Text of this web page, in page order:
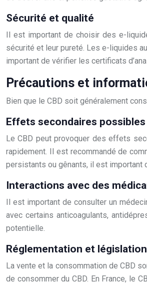
Sécurité et qualité
Il est important de choisir des e-
sécurité et leur pureté. Les e-liquides
important de vérifier les certificats
Précautions et
Bien que le CBD soit généralement
Effets secondaires possibles
Le CBD peut provoquer des effets
rapidement. Il est recommandé de
persistants ou gênants, il est important
Interactions avec des
Il est important de consulter un
avec certains anticoagulants,
potentielle.
Réglementation et législation
La vente et la consommation de CBD
de consommer du CBD. En France, le